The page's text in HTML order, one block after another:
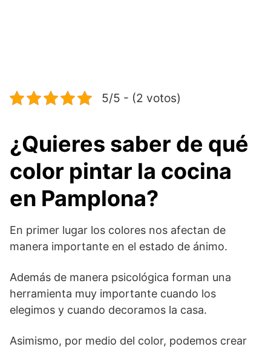
5/5 - (2 votos)
¿Quieres saber de qué
color pintar la cocina
en Pamplona?
En primer lugar los colores nos afectan de
manera importante en el estado de ánimo.
Además de manera psicológica forman una
herramienta muy importante cuando los
elegimos y cuando decoramos la casa.
Asimismo, por medio del color, podemos crear